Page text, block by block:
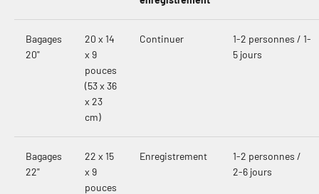
Bagages
20"
20 x 14
x 9
pouces
(53 x 36
x 23
cm)
Continuer
1-2 personnes / 1-
5 jours
Bagages
22"
22 x 15
x 9
pouces
Enregistrement
1-2 personnes /
2-6 jours